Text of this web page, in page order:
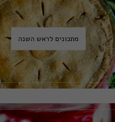
מתכונים לראש השנה